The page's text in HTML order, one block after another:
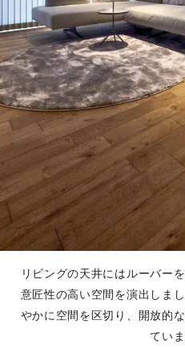
リビングの天井にはルーバー
意匠性の高い空間を演出しま
やかに空間を区切り、開放的
ていま